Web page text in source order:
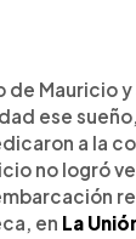
de Mauricio
ese
a la
no logró
en La